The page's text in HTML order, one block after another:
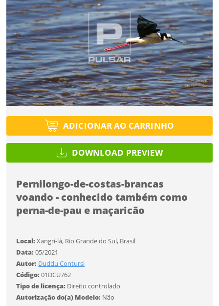
ADICIONAR AO CARRINHO
DOWNLOAD PREVIEW
Pernilongo-de-costas-brancas
voando - conhecido também como
perna-de-pau e maçaricão
Local:Xangri-lá, Rio Grande do Sul, Brasil
Data:05/2021
Autor: Duddu Contursi
Código:01DCU762
Tipo de licença: Direito controlado
Autorização do(a) Modelo: Não
Título do projeto
Tipo de projeto
Formato
Tamanho
Códigos
Tipo de projeto
Selecione
Formato
Tamanho
Esqueci a senha
Você ainda não tem conta?
CADASTRE-SE
ENVIAR
Protegido por reCAPTCHA —Privacidade·Termos
NÃO
SIM
Título do projeto
Tipo de projeto
Selecione
Tamanho
Tamanho PR$ 57,00
Tamanho MR$ 114,00
Tamanho GR$ 171,00